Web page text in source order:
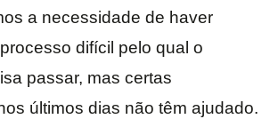
a necessidade de haver
difícil pelo qual o
passar, mas certas
últimos dias não têm ajudado.